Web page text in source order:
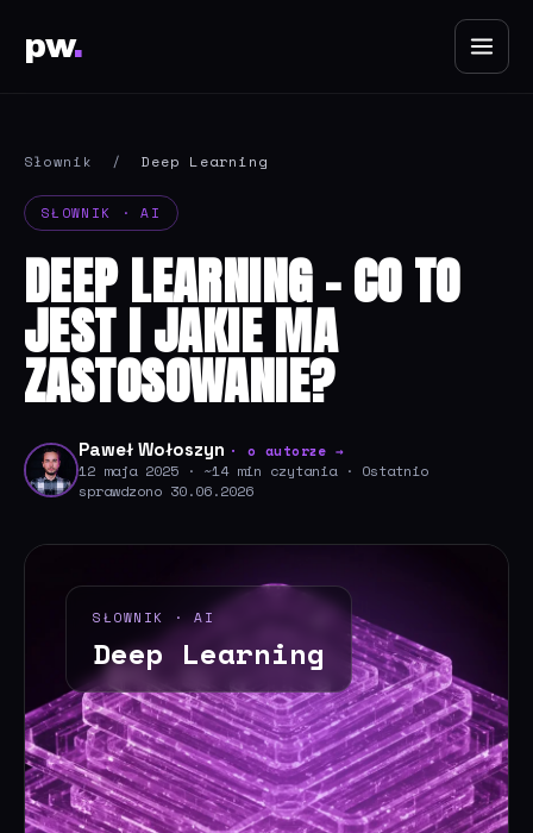
pw.
Słownik / Deep Learning
SŁOWNIK · AI
DEEP LEARNING - CO TO
JEST I JAKIE MA
ZASTOSOWANIE?
Paweł Wołoszyn · o autorze →
12 maja 2025 · ~14 min czytania · Ostatnio
sprawdzono 30.06.2026
SŁOWNIK · AI
Deep Learning